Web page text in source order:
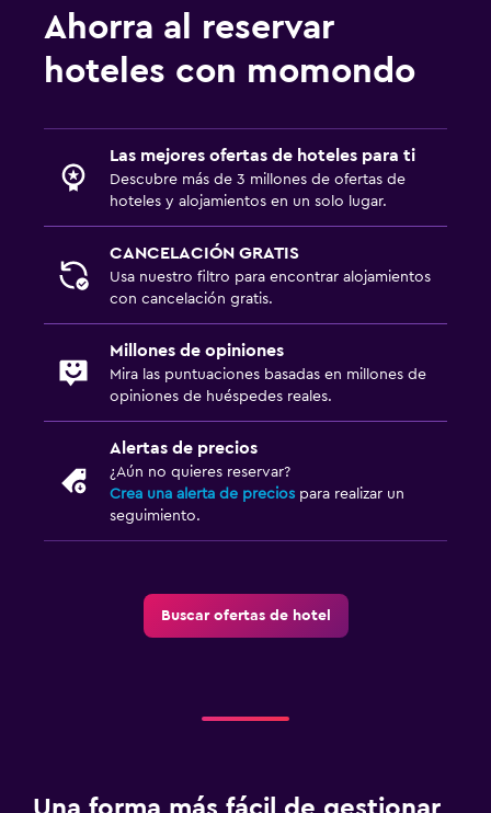
Ahorra al reservar
hoteles con momondo
Las mejores ofertas de hoteles para ti
Descubre más de 3 millones de ofertas de
hoteles y alojamientos en un solo lugar.
CANCELACIÓN GRATIS
Usa nuestro filtro para encontrar alojamientos
con cancelación gratis.
Millones de opiniones
Mira las puntuaciones basadas en millones de
opiniones de huéspedes reales.
Alertas de precios
¿Aún no quieres reservar?
Crea una alerta de precios para realizar un
seguimiento.
Buscar ofertas de hotel